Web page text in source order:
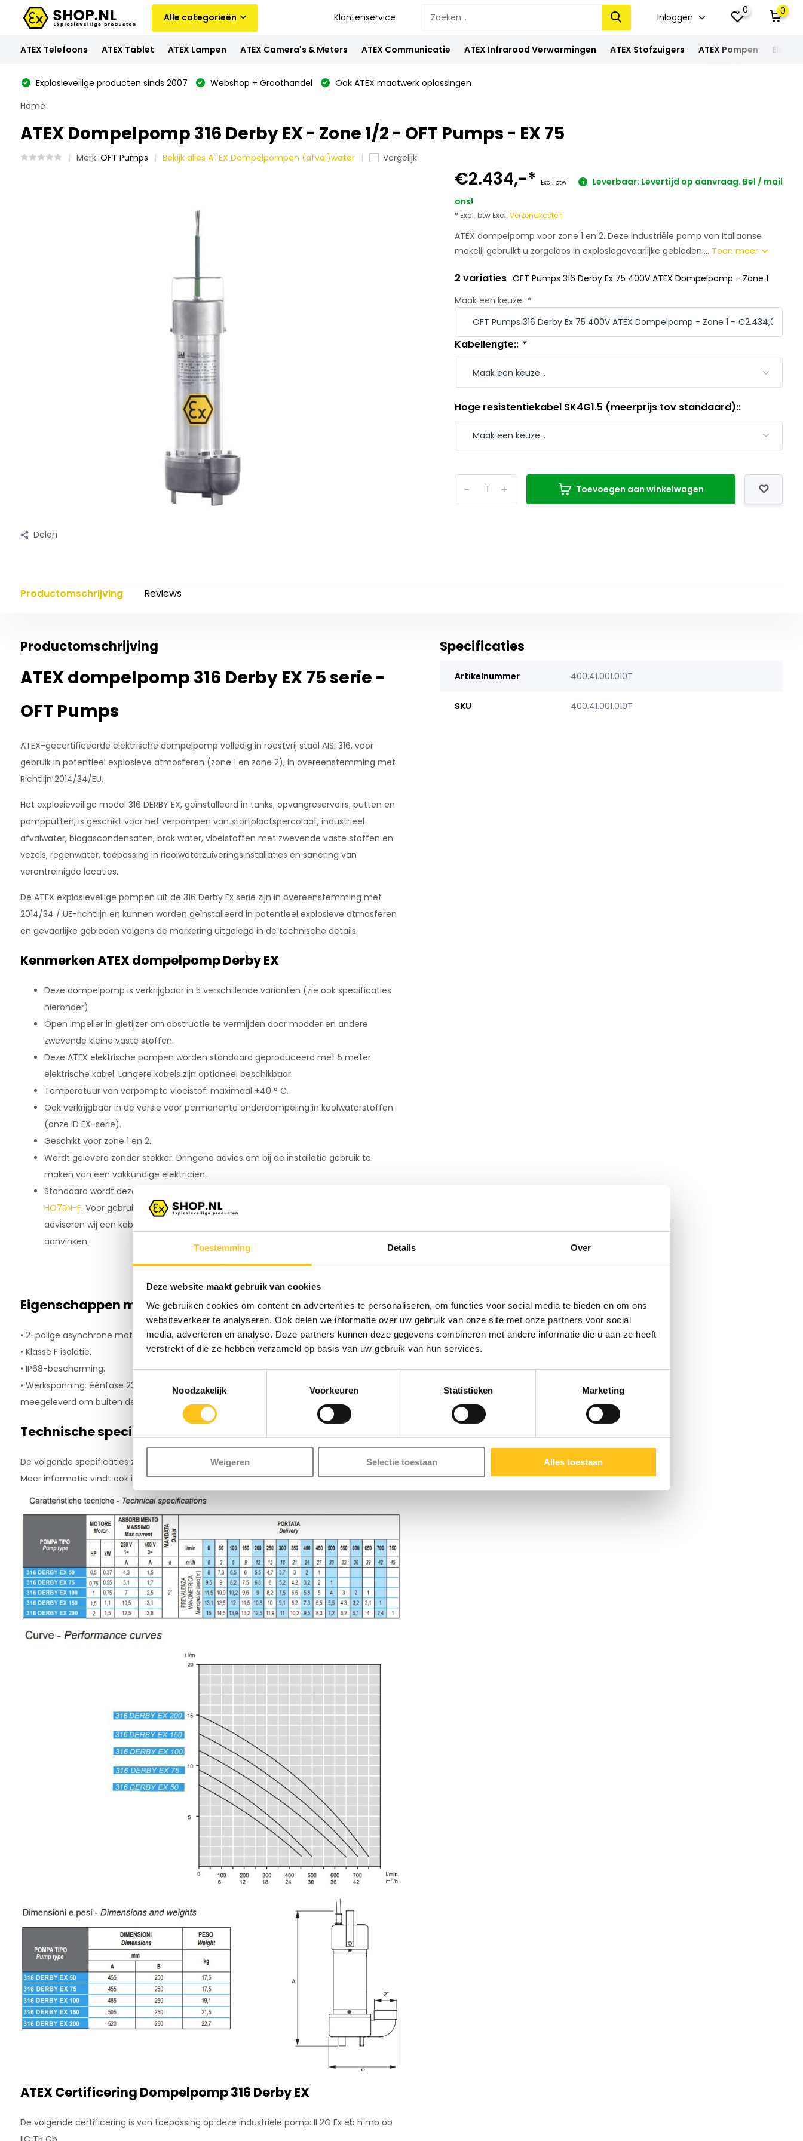
Toestemming Details Over
Deze website maakt gebruik van cookies
We gebruiken cookies om content en advertenties te personaliseren, om functies voor social media te bieden en om ons
websiteverkeer te analyseren. Ook delen we informatie over uw gebruik van onze site met onze partners voor social
media, adverteren en analyse. Deze partners kunnen deze gegevens combineren met andere informatie die u aan ze heeft
verstrekt of die ze hebben verzameld op basis van uw gebruik van hun services.
Noodzakelijk
Voorkeuren Statistieken Marketing
Weigeren Selectie toestaan Alles toestaan
Alle categorieën Klantenservice Inloggen
0 0
ATEX Telefoons ATEX Tablet ATEX Lampen ATEX Camera's & Meters ATEX Communicatie ATEX Infrarood Verwarmingen ATEX Stofzuigers ATEX Pompen Elektra
Explosieveilige producten sinds 2007 Webshop + Groothandel
Ook ATEX maatwerk oplossingen
Home
ATEX Dompelpomp 316 Derby EX - Zone 1/2 - OFT Pumps - EX 75
Merk: OFT Pumps Bekijk alles ATEX Dompelpompen (afval)water Vergelijk
Delen
€2.434,-* Excl. btw
Leverbaar: Levertijd op aanvraag. Bel / mail
ons!
* Excl. btw Excl.Verzendkosten
ATEX dompelpomp voor zone 1 en 2. Deze industriële pomp van Italiaanse
makelij gebruikt u zorgeloos in explosiegevaarlijke gebieden.... Toon meer
2 variaties OFT Pumps 316 Derby Ex 75 400V ATEX Dompelpomp - Zone 1
Maak een keuze: *
Kabellengte:: *
Hoge resistentiekabel SK4G1.5 (meerprijs tov standaard)::
+
- Toevoegen aan winkelwagen
Productomschrijving Reviews
Productomschrijving
ATEX dompelpomp 316 Derby EX 75 serie -
OFT Pumps
ATEX-gecertificeerde elektrische dompelpomp volledig in roestvrij staal AISI 316, voor
gebruik in potentieel explosieve atmosferen (zone 1 en zone 2), in overeenstemming met
Richtlijn 2014/34/EU.
Het explosieveilige model 316 DERBY EX, geïnstalleerd in tanks, opvangreservoirs, putten en
pompputten, is geschikt voor het verpompen van stortplaatspercolaat, industrieel
afvalwater, biogascondensaten, brak water, vloeistoffen met zwevende vaste stoffen en
vezels, regenwater, toepassing in rioolwaterzuiveringsinstallaties en sanering van
verontreinigde locaties.
De ATEX explosieveilige pompen uit de 316 Derby Ex serie zijn in overeenstemming met
2014/34 / UE-richtlijn en kunnen worden geïnstalleerd in potentieel explosieve atmosferen
en gevaarlijke gebieden volgens de markering uitgelegd in de technische details.
Kenmerken ATEX dompelpomp Derby EX
Deze dompelpomp is verkrijgbaar in 5 verschillende varianten (zie ook specificaties
hieronder)
Open impeller in gietijzer om obstructie te vermijden door modder en andere
zwevende kleine vaste stoffen.
Deze ATEX elektrische pompen worden standaard geproduceerd met 5 meter
elektrische kabel. Langere kabels zijn optioneel beschikbaar
Temperatuur van verpompte vloeistof: maximaal +40 ° C.
Ook verkrijgbaar in de versie voor permanente onderdompeling in koolwaterstoffen
(onze ID EX-serie).
Geschikt voor zone 1 en 2.
Wordt geleverd zonder stekker. Dringend advies om bij de installatie gebruik te
maken van een vakkundige elektricien.
Standaard wordt deze EX dompelpomp geleverd met een kabel van het
HO7RN-F. Voor gebruik in vervuild water, mengsels met brandstof en percolaat
adviseren wij een kabel met hogere resistentie:
aanvinken.
Eigenschappen motor
• 2-polige asynchrone motor, 50 Hz, 2850 tpm.
• Klasse F isolatie.
• IP68-bescherming.
• Werkspanning: éénfase 230 V of driefase 400 V. Bij 230V wordt de condensator los
meegeleverd om buiten de pomp te plaatsen. Installatie door een elektricien is het advies.
Technische specificaties
De volgende specificaties zijn van toepassing voor de EX 316 Derby ATEX dompelpomp.
Meer informatie vindt ook in debrochure.
ATEX Certificering Dompelpomp 316 Derby EX
De volgende certificering is van toepassing op deze industriele pomp: II 2G Ex eb h mb ob
Specificaties
Artikelnummer 400.41.001.010T
SKU 400.41.001.010T